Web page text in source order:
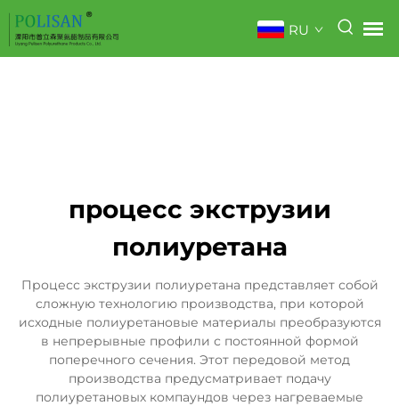
RU
процесс экструзии
полиуретана
Процесс экструзии полиуретана представляет собой
сложную технологию производства, при которой
исходные полиуретановые материалы преобразуются
в непрерывные профили с постоянной формой
поперечного сечения. Этот передовой метод
производства предусматривает подачу
полиуретановых компаундов через нагреваемые